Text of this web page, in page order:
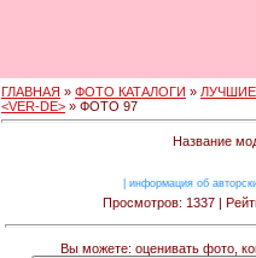
ГЛАВНАЯ » ФОТО КАТАЛОГИ »
<VER-DE> » ФОТО 97
Название
информация об
Просмотров: 1337 |
Вы можете: оценивать фото,